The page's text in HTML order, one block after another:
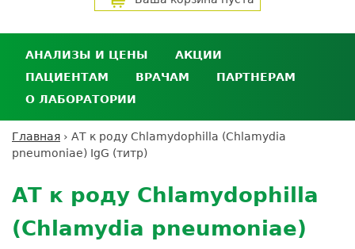
АНАЛИЗЫ И ЦЕНЫ
Анализы и цены
Где сдать анализы
Выезд на дом
Подготовка к анализам
Расшифровка анализов
АКЦИИ
ПАЦИЕНТАМ
Личный кабинет пациента
Дисконтная программа
ДМС
Усиление профилактических мер для
безопасности пациентов
ВРАЧАМ
Сотрудничество
ПАРТНЕРАМ
кабинет
партнёра
Экскурсия в
лабораторию
О ЛАБОРАТОРИИ
Контроль качества
Документы
Вы
Главная › АТ к роду Chlamydophilla (Chlamydia
pneumoniae) IgG (титр)
to
top
АТ к роду Chlamydophilla
(Chlamydia pneumoniae)